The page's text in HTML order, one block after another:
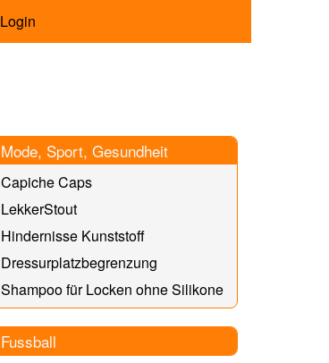
Login
Mode, Sport, Gesundheit
Capiche Caps
LekkerStout
Hindernisse Kunststoff
Dressurplatzbegrenzung
Shampoo für Locken ohne Silikone
Fussball